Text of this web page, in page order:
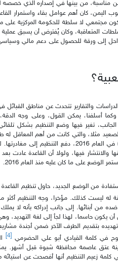
مناسبة، من بينها في إصداره الذي خصصه
اليمن، كان أهم عوامل بقاء واستمرار
مجتمعي لا سلطة للحكومة المركزية على
المتعاقبة، وكان يُفترض أن يسبق
إلى ورقة للحصول على دعم مالي
والتقارير تتحدث عن مناطق
أسلفنا، يمكن القول، وعلى وجه
تغير فيها وضع التنظيم بشكل
مثلا، والتي كانت من أهم المعاقل له
(النخبة الشبوانية) في العام 2016،
الوضع على ما كان عليه منذ العام 2016.
من الوضع الجديد، حاول تنظيم القاعدة
له ليست كذلك. مؤخرا، وجه التنظيم أكثر
من أبنائها. إلى جانب إدراكه بأنه لا
يكون حاسما، لهذا لجأ إلى لغة التهديد، وهي
تهديده بتقديم الطرف الآخر ضمن أجندة
في كلمة القيادي أبو علي الحضرمي[4]
عتق عاصمة محافظة شبوة قبل أشهر.
في كلمة زعيم التنظيم أنها أفصحت عن